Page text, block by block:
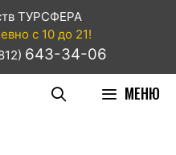
ТУРСФЕРА
с 10 до 21!
643-34-06
МЕНЮ